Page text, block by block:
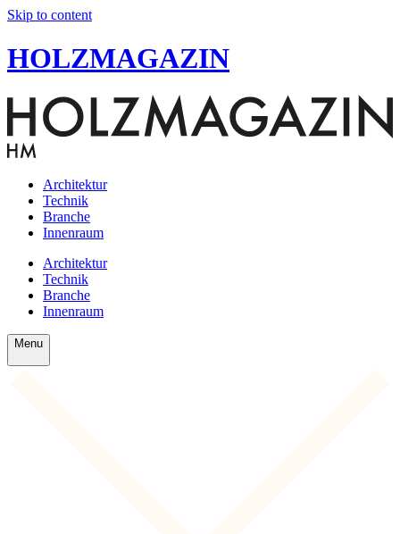
Skip to content
HOLZMAGAZIN
Architektur
Technik
Branche
Innenraum
Architektur
Technik
Branche
Innenraum
Menu